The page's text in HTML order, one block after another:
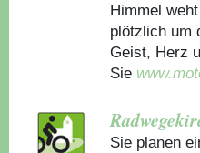
Himmel
plötzlich um
Geist, Herz
Sie
Sie planen